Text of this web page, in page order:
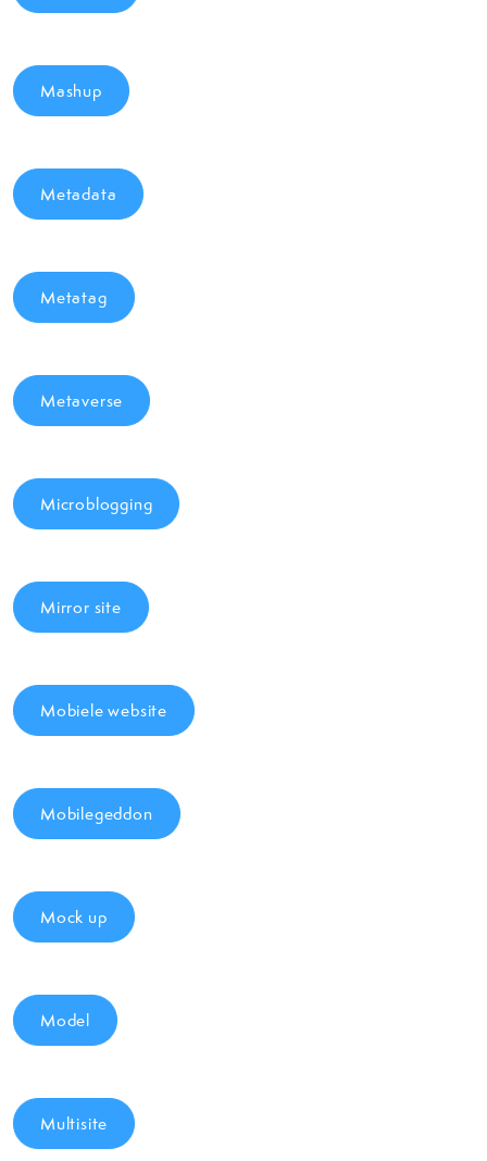
Mashup
Metadata
Metatag
Metaverse
Microblogging
Mirror site
Mobiele website
Mobilegeddon
Mock up
Model
Multisite